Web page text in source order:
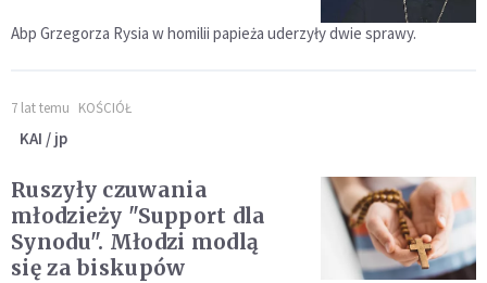
Abp Grzegorza Rysia w homilii papieża uderzyły dwie sprawy.
7 lat temu KOŚCIÓŁ
KAI / jp
Ruszyły czuwania
młodzieży "Support dla
Synodu". Młodzi modlą
się za biskupów